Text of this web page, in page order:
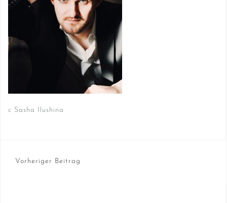
c Sasha Ilushina
Beitragsnavigation
Vorheriger Beitrag